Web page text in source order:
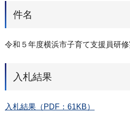
件名
令和５年度横浜市子育て支援員研
入札結果
入札結果（PDF：61KB）